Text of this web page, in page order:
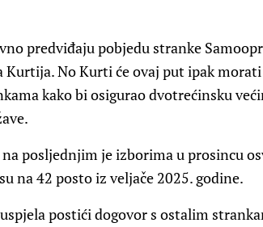
predviđaju pobjedu stranke
Kurtija. No Kurti će ovaj put ipak
kako bi osigurao dvotrećinsku
posljednjim je izborima u prosincu
na 42 posto iz veljače 2025. godine.
postići dogovor s ostalim